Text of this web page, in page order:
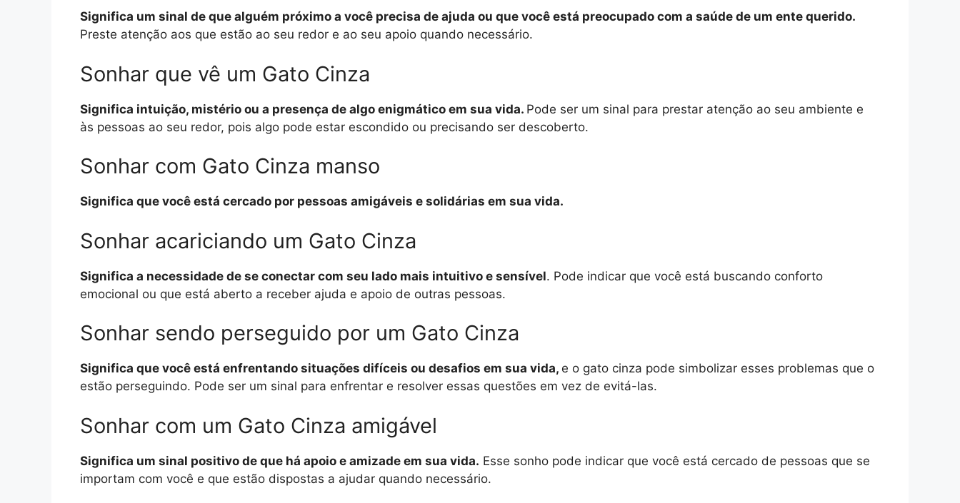
Significa um sinal de que alguém próximo a você precisa de ajuda ou que você está preocupado com a saúde de um ente querido.
Preste atenção aos que estão ao seu redor e ao seu apoio quando necessário.
Sonhar que vê um Gato Cinza
Significa intuição, mistério ou a presença de algo enigmático em sua vida. Pode ser um sinal para prestar atenção ao seu ambiente e
às pessoas ao seu redor, pois algo pode estar escondido ou precisando ser descoberto.
Sonhar com Gato Cinza manso
Significa que você está cercado por pessoas amigáveis ​​e solidárias em sua vida.
Sonhar acariciando um Gato Cinza
Significa a necessidade de se conectar com seu lado mais intuitivo e sensível. Pode indicar que você está buscando conforto
emocional ou que está aberto a receber ajuda e apoio de outras pessoas.
Sonhar sendo perseguido por um Gato Cinza
Significa que você está enfrentando situações difíceis ou desafios em sua vida, e o gato cinza pode simbolizar esses problemas que o
estão perseguindo. Pode ser um sinal para enfrentar e resolver essas questões em vez de evitá-las.
Sonhar com um Gato Cinza amigável
Significa um sinal positivo de que há apoio e amizade em sua vida. Esse sonho pode indicar que você está cercado de pessoas que se
importam com você e que estão dispostas a ajudar quando necessário.